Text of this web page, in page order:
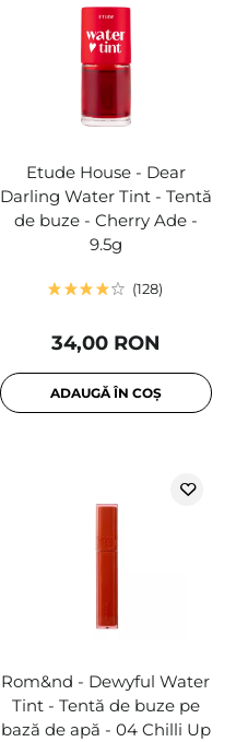
Etude House - Dear
Darling Water Tint - Tentă
de buze - Cherry Ade -
9.5g
128
34,00 RON
ADAUGĂ ÎN COȘ
Rom&nd - Dewyful Water
Tint - Tentă de buze pe
bază de apă - 04 Chilli Up